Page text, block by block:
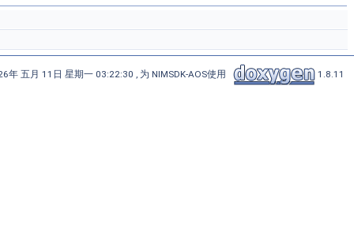
年 五月 11日 星期一 03:22:30 , 为 NIMSDK-AOS使用 1.8.11